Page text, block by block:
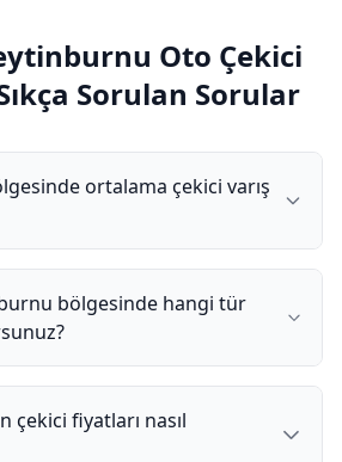
Oto Çekici
Sorulan Sorular
ortalama çekici varış
bölgesinde hangi tür
çekici fiyatları nasıl